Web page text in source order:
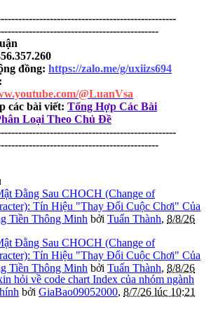
đồng: https://zalo.me/g/uxiizs694
@LuanVsa
các bài viết: Tổng Hợp Các Bài
Loại Theo Chủ Đề
Đằng Sau CHOCH (Change of
Tín Hiệu "Thay Đổi Cuộc Chơi" Của
Tiền Thông Minh bởi Tuấn Thành, 8/8/26
Đằng Sau CHOCH (Change of
Tín Hiệu "Thay Đổi Cuộc Chơi" Của
Tiền Thông Minh bởi Tuấn Thành, 8/8/26
hỏi về code chart Index của nhóm ngành
bởi GiaBao09052000, 8/7/26 lúc 10:21